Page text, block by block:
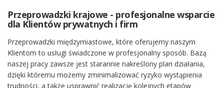
Przeprowadzki krajowe - profesjonalne wsparcie
dla Klientów prywatnych i firm
Przeprowadzki międzymiastowe, które oferujemy naszym
Klientom to usługi świadczone w profesjonalny sposób. Bazą
naszej pracy zawsze jest starannie nakreślony plan działania,
dzięki któremu możemy zminimalizować ryzyko wystąpienia
trudności, a także usprawnić realizację kolejnych etapów